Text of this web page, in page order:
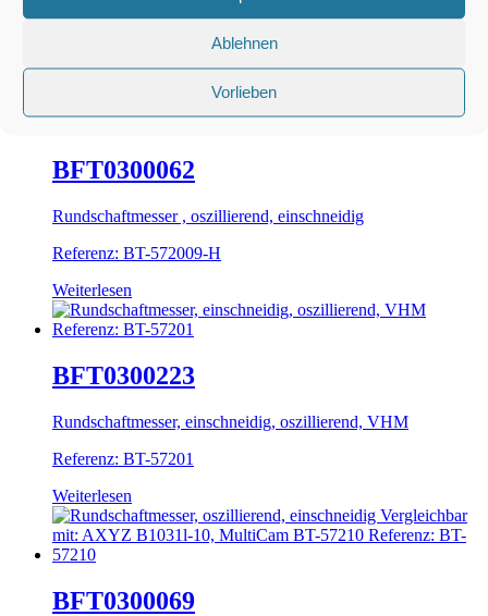
Ablehnen
Vorlieben
BFT0300062
Rundschaftmesser , oszillierend, einschneidig
Referenz: BT-572009-H
Weiterlesen
BFT0300223
Rundschaftmesser, einschneidig, oszillierend, VHM
Referenz: BT-57201
Weiterlesen
BFT0300069